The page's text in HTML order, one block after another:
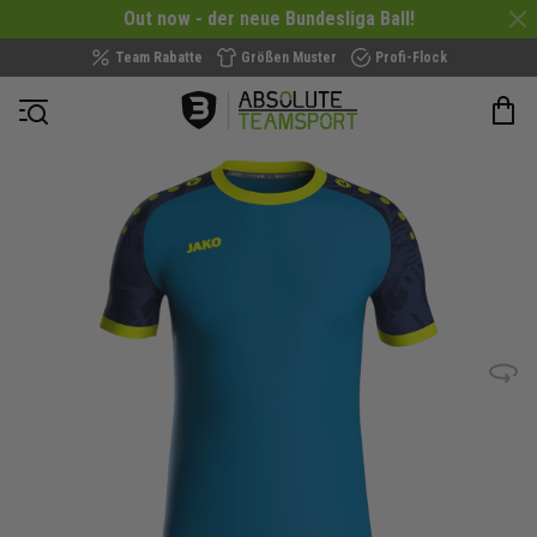
Out now - der neue Bundesliga Ball!
Team Rabatte Größen Muster Profi-Flock
Navigation öffnen
Bildergalerie
springen